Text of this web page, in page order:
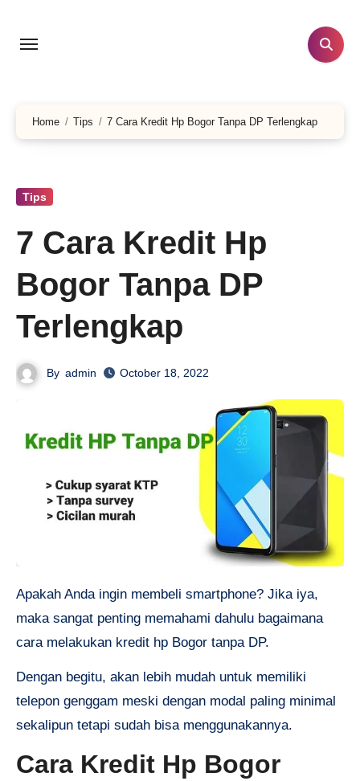
Home Tips 7 Cara Kredit Hp Bogor Tanpa DP Terlengkap
Tips
7 Cara Kredit Hp
Bogor Tanpa DP
Terlengkap
By admin October 18, 2022
Apakah Anda ingin membeli smartphone? Jika iya,
maka sangat penting memahami dahulu bagaimana
cara melakukan kredit hp Bogor tanpa DP.
Dengan begitu, akan lebih mudah untuk memiliki
telepon genggam meski dengan modal paling minimal
sekalipun tetapi sudah bisa menggunakannya.
Cara Kredit Hp Bogor